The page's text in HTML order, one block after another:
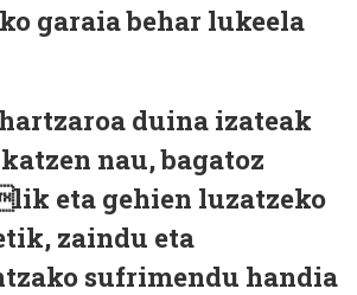
garaia behar lukeela
duina izateak
nau, bagatoz
eta gehien luzatzeko
zaindu eta
sufrimendu handia